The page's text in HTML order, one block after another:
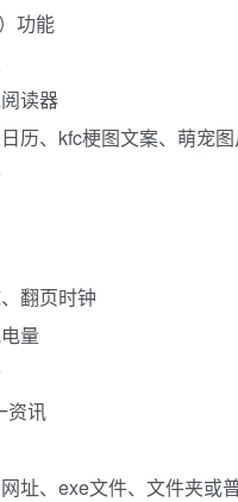
功能
读器
历、kfc梗图文案、萌宠
翻页时钟
量
资讯
址、exe文件、文件夹或普